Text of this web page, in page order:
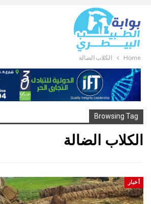
Home الكلاب الضالة
Browsing Tag
الكلاب الضالة
أخبار